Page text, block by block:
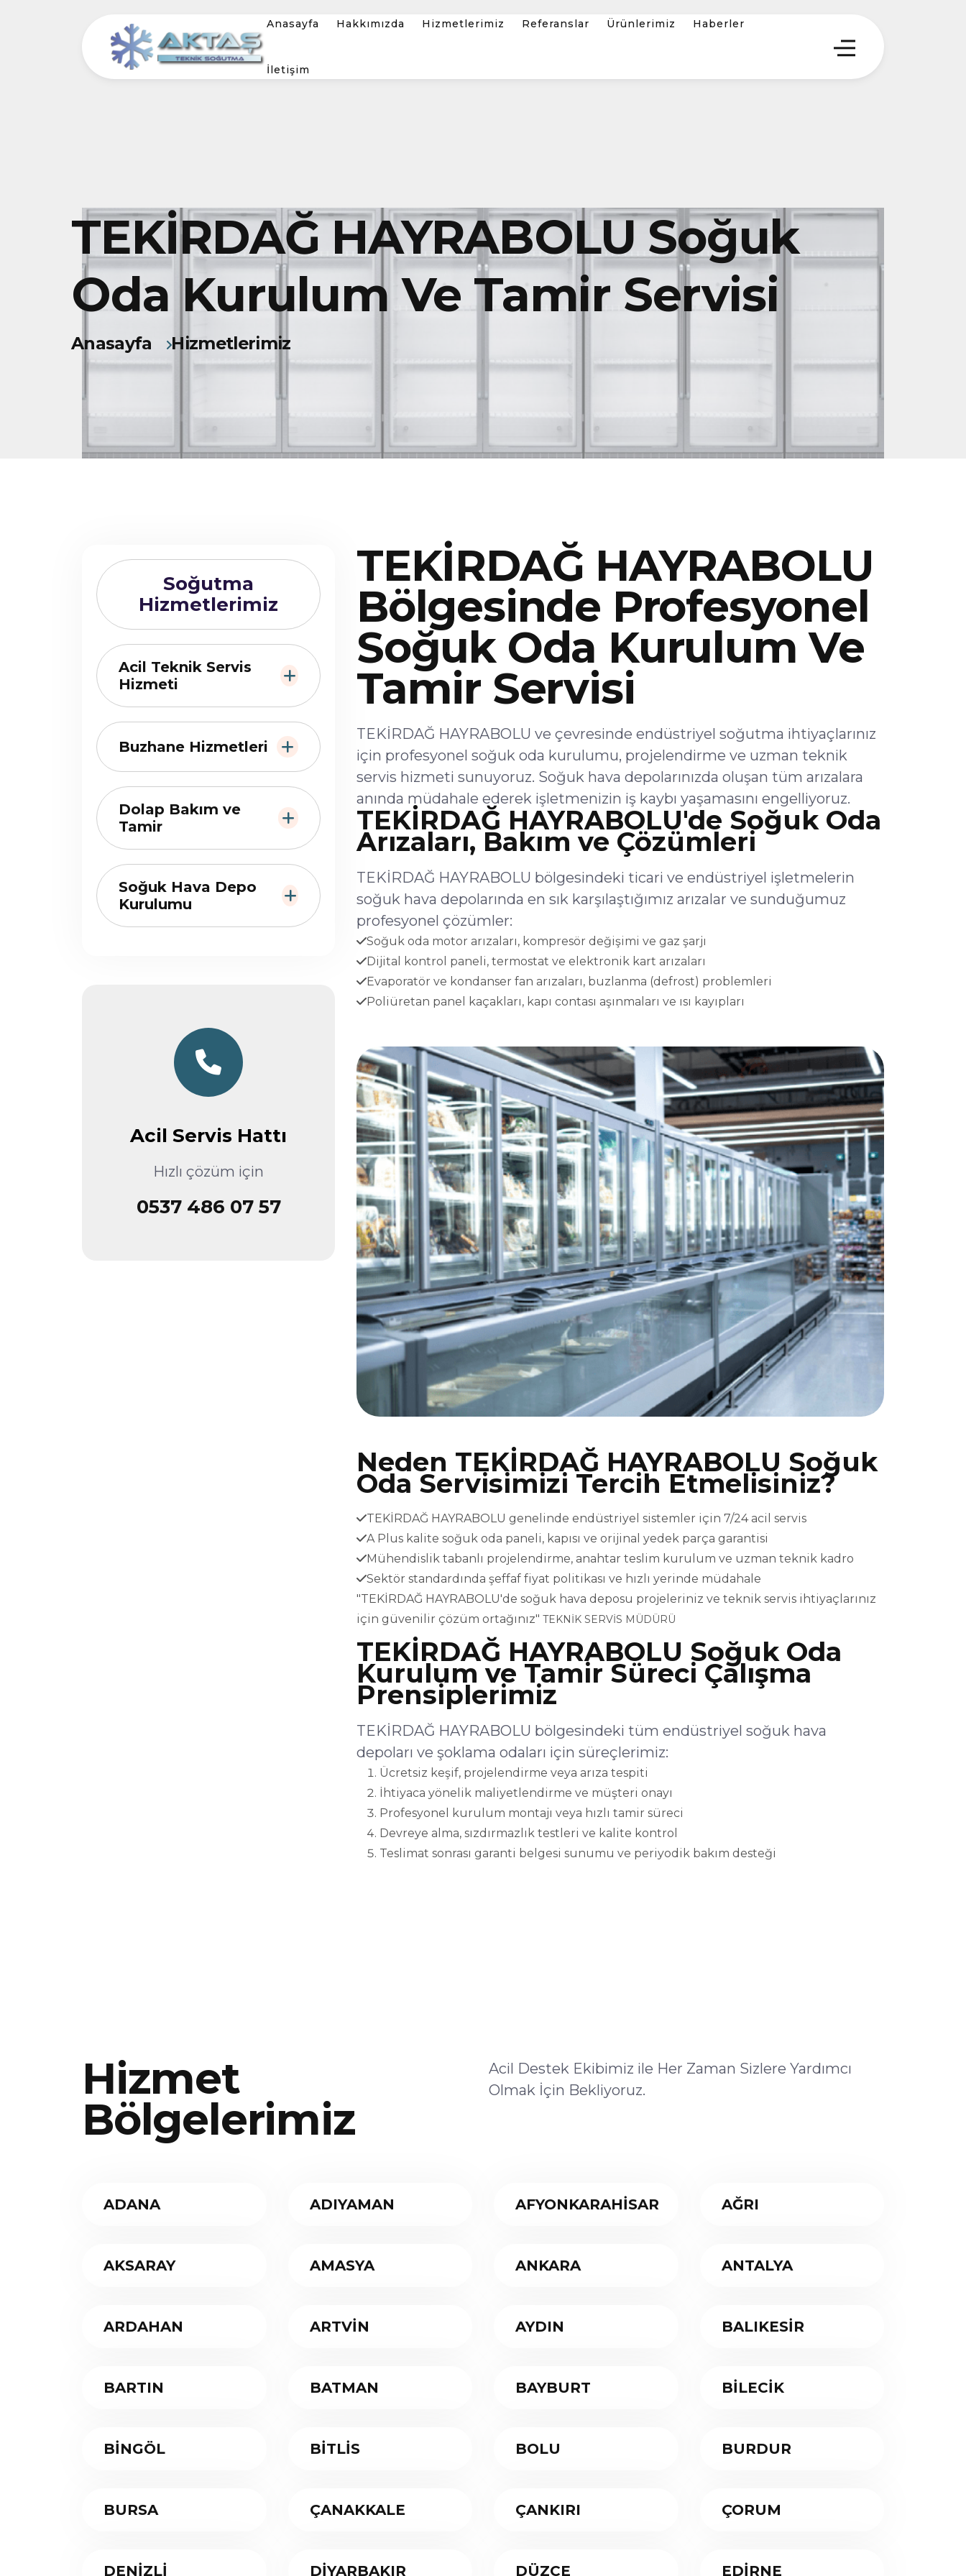
Anasayfa Hakkımızda Hizmetlerimiz Referanslar Ürünlerimiz Haberler
İletişim
TEKİRDAĞ HAYRABOLU Soğuk
Oda Kurulum Ve Tamir Servisi
Anasayfa Hizmetlerimiz
Soğutma
Hizmetlerimiz
Acil Teknik Servis
Hizmeti
Buzhane Hizmetleri
Dolap Bakım ve
Tamir
Soğuk Hava Depo
Kurulumu
Acil Servis Hattı
Hızlı çözüm için
0537 486 07 57
TEKİRDAĞ HAYRABOLU
Bölgesinde Profesyonel
Soğuk Oda Kurulum Ve
Tamir Servisi
TEKİRDAĞ HAYRABOLU ve çevresinde endüstriyel soğutma ihtiyaçlarınız
için profesyonel soğuk oda kurulumu, projelendirme ve uzman teknik
servis hizmeti sunuyoruz. Soğuk hava depolarınızda oluşan tüm arızalara
anında müdahale ederek işletmenizin iş kaybı yaşamasını engelliyoruz.
TEKİRDAĞ HAYRABOLU'de Soğuk Oda
Arızaları, Bakım ve Çözümleri
TEKİRDAĞ HAYRABOLU bölgesindeki ticari ve endüstriyel işletmelerin
soğuk hava depolarında en sık karşılaştığımız arızalar ve sunduğumuz
profesyonel çözümler:
Soğuk oda motor arızaları, kompresör değişimi ve gaz şarjı
Dijital kontrol paneli, termostat ve elektronik kart arızaları
Evaporatör ve kondanser fan arızaları, buzlanma (defrost) problemleri
Poliüretan panel kaçakları, kapı contası aşınmaları ve ısı kayıpları
Neden TEKİRDAĞ HAYRABOLU Soğuk
Oda Servisimizi Tercih Etmelisiniz?
TEKİRDAĞ HAYRABOLU genelinde endüstriyel sistemler için 7/24 acil servis
A Plus kalite soğuk oda paneli, kapısı ve orijinal yedek parça garantisi
Mühendislik tabanlı projelendirme, anahtar teslim kurulum ve uzman teknik kadro
Sektör standardında şeffaf fiyat politikası ve hızlı yerinde müdahale
"TEKİRDAĞ HAYRABOLU'de soğuk hava deposu projeleriniz ve teknik servis ihtiyaçlarınız
için güvenilir çözüm ortağınız" TEKNİK SERVİS MÜDÜRÜ
TEKİRDAĞ HAYRABOLU Soğuk Oda
Kurulum ve Tamir Süreci Çalışma
Prensiplerimiz
TEKİRDAĞ HAYRABOLU bölgesindeki tüm endüstriyel soğuk hava
depoları ve şoklama odaları için süreçlerimiz:
Ücretsiz keşif, projelendirme veya arıza tespiti
İhtiyaca yönelik maliyetlendirme ve müşteri onayı
Profesyonel kurulum montajı veya hızlı tamir süreci
Devreye alma, sızdırmazlık testleri ve kalite kontrol
Teslimat sonrası garanti belgesi sunumu ve periyodik bakım desteği
Hizmet
Bölgelerimiz
Acil Destek Ekibimiz ile Her Zaman Sizlere Yardımcı
Olmak İçin Bekliyoruz.
ADANA ADIYAMAN AFYONKARAHİSAR AĞRI
AKSARAY AMASYA ANKARA ANTALYA
ARDAHAN ARTVİN AYDIN BALIKESİR
BARTIN BATMAN BAYBURT BİLECİK
BİNGÖL BİTLİS BOLU BURDUR
BURSA ÇANAKKALE ÇANKIRI ÇORUM
DENİZLİ DİYARBAKIR DÜZCE EDİRNE